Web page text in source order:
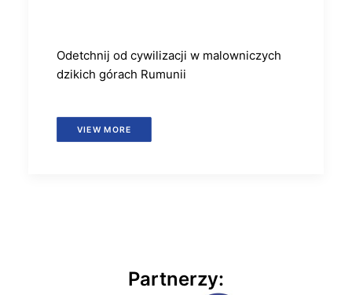
Odetchnij od cywilizacji w malowniczych
dzikich górach Rumunii
VIEW MORE
Partnerzy: